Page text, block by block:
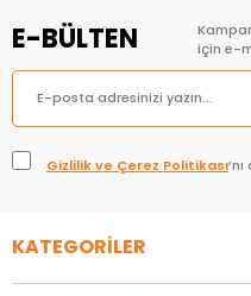
E-BÜLTEN
için e-
Gizlilik ve Çerez Politikası
KATEGORİLER